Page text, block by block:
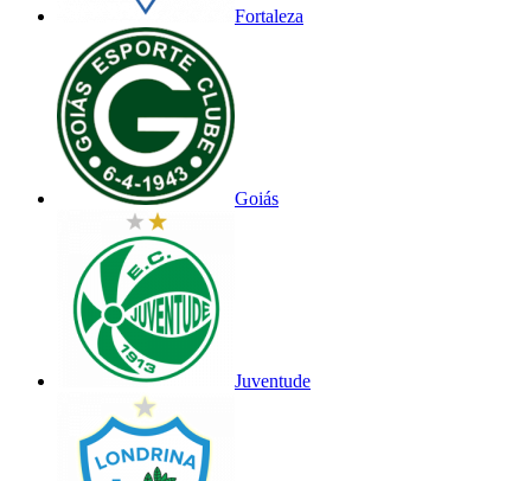
Fortaleza
Goiás
Juventude